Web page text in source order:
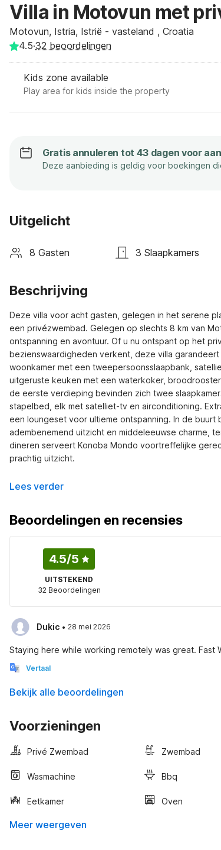
Villa in Motovun met
Motovun, Istria, Istrië - vasteland , Croatia
4.5·32 beoordelingen
Kids zone available
Play area for kids inside the property
Gratis annuleren tot 43 dagen voor
Deze aanbieding is geldig voor boekingen
Uitgelicht
8 Gasten 3 Slaapkamers
Beschrijving
Deze villa voor acht gasten, gelegen in het serene
een privézwembad. Gelegen op slechts 8 km van
ontspanning en avontuur. Of u nu ontspant op het
bezienswaardigheden verkent, deze villa
woonkamer met een tweepersoonsslaapbank,
uitgeruste keuken met een waterkoker,
de eerste verdieping bevinden zich twee
stapelbed, elk met satelliet-tv en airconditioning.
een loungeset voor ultieme ontspanning. In de
adembenemend uitzicht en middeleeuwse charme,
dineren serveert Konoba Mondo voortreffelijke
prachtig uitzicht.
Lees verder
Beoordelingen en recensies
4.5/5
UITSTEKEND
32 Beoordelingen
Dukic · 28 mei 2026
Staying here while working remotely was great. Fast
Vertaal
Bekijk alle beoordelingen
Voorzieningen
Privé Zwembad Zwembad
Wasmachine Bbq
Eetkamer Oven
Meer weergeven